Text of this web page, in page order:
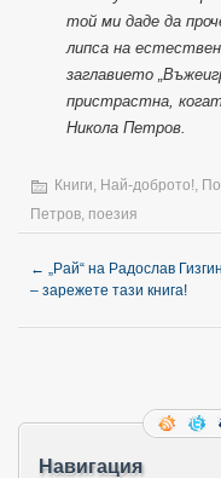
той ми даде да
липса на
заглавието
пристрастна,
Никола Петров.
Книги Най-доброто!
Петров поезия
←
„Рай“ на Радослав
– зарежете тази книга!
Навигация